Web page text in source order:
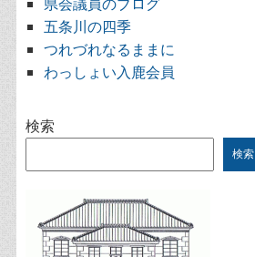
県会議員のブログ
五条川の四季
つれづれなるままに
わっしょい入鹿会員
検索
検索